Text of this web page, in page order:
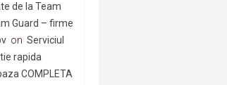
de la Team
Guard – firme
on Serviciul
rapida
COMPLETA